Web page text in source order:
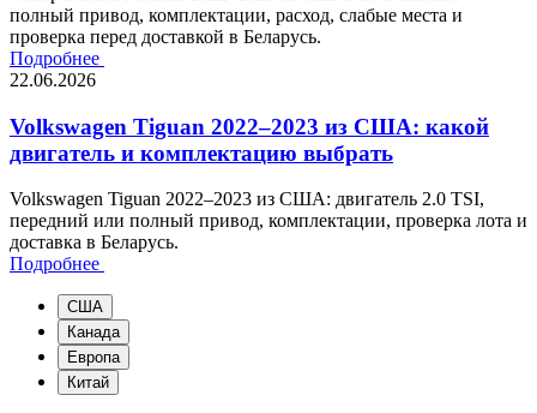
полный привод, комплектации, расход, слабые места и
проверка перед доставкой в Беларусь.
Подробнее
22.06.2026
Volkswagen Tiguan 2022–2023 из США: какой
двигатель и комплектацию выбрать
Volkswagen Tiguan 2022–2023 из США: двигатель 2.0 TSI,
передний или полный привод, комплектации, проверка лота и
доставка в Беларусь.
Подробнее
США
Канада
Европа
Китай